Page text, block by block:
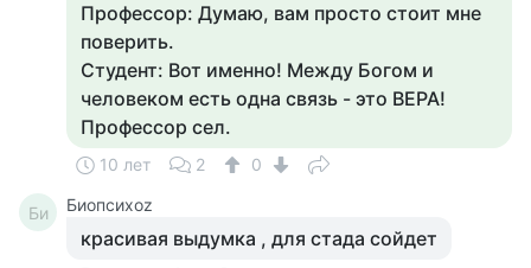
Профессор: Думаю, вам просто стоит мне
поверить.
Студент: Вот именно! Между Богом и
человеком есть одна связь - это ВЕРА!
Профессор сел.
10 лет 2 0
Би Биопсихоz
красивая выдумка , для стада сойдет